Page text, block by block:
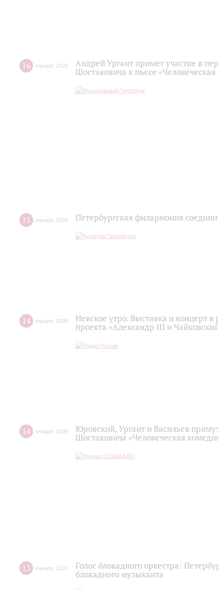
16 января 2026
Андрей Ургант примет участие в
Шостаковича к пьесе
15 января 2026 Петербургская филармония
14 января 2026
Невское утро. Выставка и концерт
проекта «Александр III и
14 января 2026
Юровский, Ургант и Васильев
Шостаковича «Человеческая
13 января 2026
Голос блокадного оркестра:
блокадного музыканта